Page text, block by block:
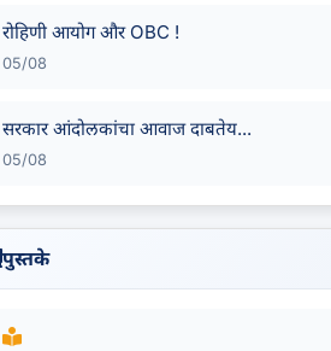
रोहिणी आयोग और OBC !
05/08
सरकार आंदोलकांचा आवाज दाबतेय...
05/08
पुस्तके